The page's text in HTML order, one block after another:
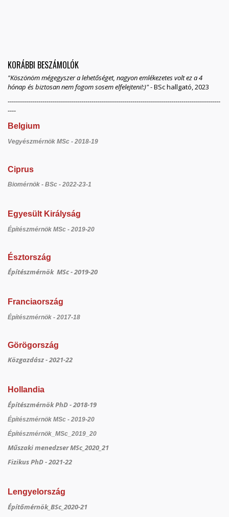
KORÁBBI BESZÁMOLÓK
"Köszönöm mégegyszer a lehetőséget, nagyon emlékezetes volt ez a 4
hónap és biztosan nem fogom sosem elfelejteni!:)"- BSc hallgató, 2023
--------------------------------------------------------------------------------------------------------
----
Belgium
Vegyészmérnök MSc - 2018-19
Ciprus
Biomérnök - BSc - 2022-23-1
Egyesült Királyság
Építészmérnök MSc - 2019-20
Észtország
Építészmérnök MSc - 2019-20
Franciaország
Építészmérnök - 2017-18
Görögország
Közgazdász - 2021-22
Hollandia
Építészmérnök PhD - 2018-19
Építészmérnök MSc - 2019-20
Építészmérnök_MSc_2019_20
Műszaki menedzser MSc_2020_21
Fizikus PhD - 2021-22
Lengyelország
Építőmérnök_BSc_2020-21